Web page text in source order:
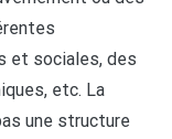
et sociales, des
etc. La
une structure